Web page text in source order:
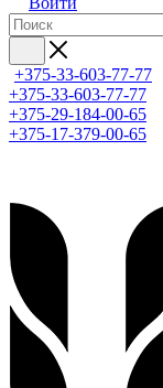
+375-33-603-77-77
+375-33-603-77-77
+375-29-184-00-65
+375-17-379-00-65